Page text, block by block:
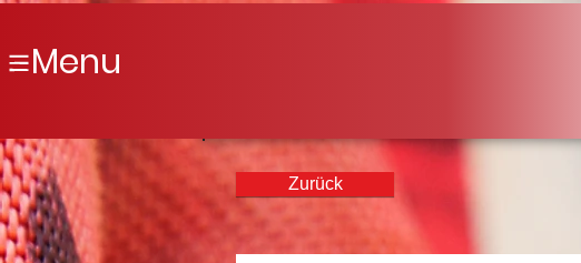
Menu
Zurück